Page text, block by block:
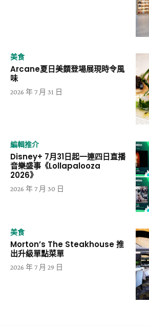
美食
Arcane夏日美饌登場展現時令風
味
2026 年 7 月 31 日
編輯推介
Disney+ 7月31日起一連四日直播
音樂盛事《Lollapalooza
2026》
2026 年 7 月 30 日
美食
Morton’s The Steakhouse 推
出升級單點菜單
2026 年 7 月 29 日